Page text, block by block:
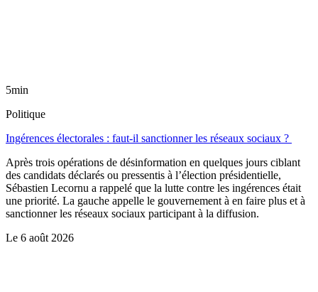
5min
Politique
Ingérences électorales : faut-il sanctionner les réseaux sociaux ?
Après trois opérations de désinformation en quelques jours ciblant
des candidats déclarés ou pressentis à l’élection présidentielle,
Sébastien Lecornu a rappelé que la lutte contre les ingérences était
une priorité. La gauche appelle le gouvernement à en faire plus et à
sanctionner les réseaux sociaux participant à la diffusion.
Le 6 août 2026